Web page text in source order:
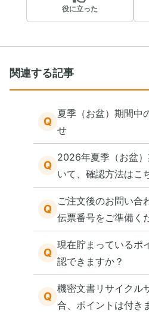
役に立った
関連する記事
Q
夏季（お盆）期間中
せ
Q
2026年夏季（お盆
いて、確認方法はこ
Q
ご注文後のお問い合
伝票番号をご準備く
ら。
Q
現在貯まっているポ
認できますか？
Q
機密文書リサイクル
合、ポイントは付き